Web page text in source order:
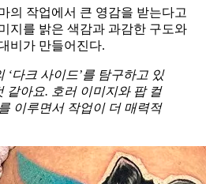
의 작업에서 큰 영감을 받는다고
지를 밝은 색감과 과감한 구도와
비가 만들어진다.
‘다크 사이드’를 탐구하고 있
같아요. 호러 이미지와 팝 컬
이루면서 작업이 더 매력적